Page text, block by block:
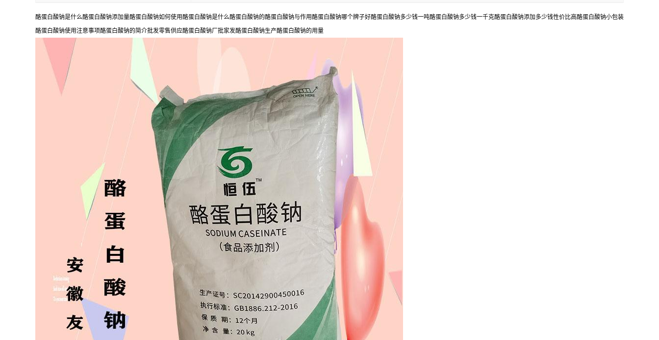
酪蛋白酸钠是什么酪蛋白酸钠添加量酪蛋白酸钠如何使用酪蛋白酸钠是什么酪蛋白酸钠的酪蛋白酸钠与作用酪蛋白酸钠哪个牌子好酪蛋白酸钠多少钱一吨酪蛋白酸钠多少钱一千克酪蛋白酸钠添加多少钱性价比高酪蛋白酸钠小包装
酪蛋白酸钠使用注意事项酪蛋白酸钠的简介批发零售供应酪蛋白酸钠厂批家发酪蛋白酸钠生产酪蛋白酸钠的用量